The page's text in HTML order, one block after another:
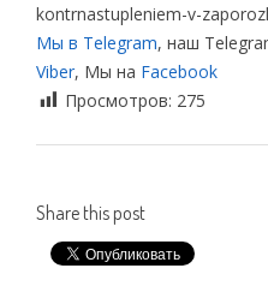
kontrnastupleniem-v-
Мы в Telegram, наш
Viber, Мы на Facebook
Просмотров: 275
Share this post